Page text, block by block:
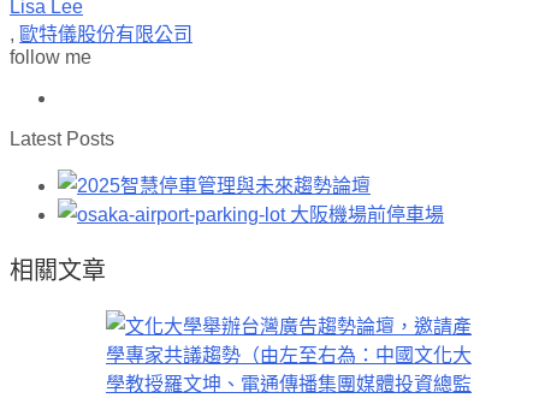
Lisa Lee
, 歐特儀股份有限公司
follow me
Latest Posts
相關文章